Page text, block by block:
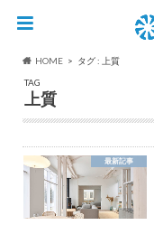
HOME
タグ : 上質
TAG
上質
最新記事